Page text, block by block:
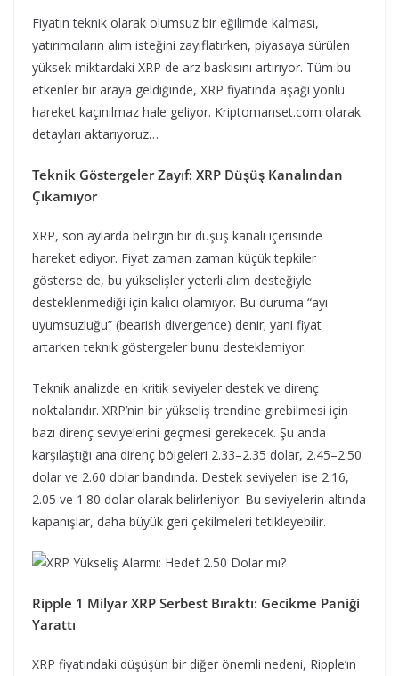
Fiyatın teknik olarak olumsuz bir eğilimde kalması,
yatırımcıların alım isteğini zayıflatırken, piyasaya sürülen
yüksek miktardaki XRP de arz baskısını artırıyor. Tüm bu
etkenler bir araya geldiğinde, XRP fiyatında aşağı yönlü
hareket kaçınılmaz hale geliyor. Kriptomanset.com olarak
detayları aktarıyoruz…
Teknik Göstergeler Zayıf: XRP Düşüş Kanalından
Çıkamıyor
XRP, son aylarda belirgin bir düşüş kanalı içerisinde
hareket ediyor. Fiyat zaman zaman küçük tepkiler
gösterse de, bu yükselişler yeterli alım desteğiyle
desteklenmediği için kalıcı olamıyor. Bu duruma “ayı
uyumsuzluğu” (bearish divergence) denir; yani fiyat
artarken teknik göstergeler bunu desteklemiyor.
Teknik analizde en kritik seviyeler destek ve direnç
noktalarıdır. XRP’nin bir yükseliş trendine girebilmesi için
bazı direnç seviyelerini geçmesi gerekecek. Şu anda
karşılaştığı ana direnç bölgeleri 2.33–2.35 dolar, 2.45–2.50
dolar ve 2.60 dolar bandında. Destek seviyeleri ise 2.16,
2.05 ve 1.80 dolar olarak belirleniyor. Bu seviyelerin altında
kapanışlar, daha büyük geri çekilmeleri tetikleyebilir.
Ripple 1 Milyar XRP Serbest Bıraktı: Gecikme Paniği
Yarattı
XRP fiyatındaki düşüşün bir diğer önemli nedeni, Ripple’ın